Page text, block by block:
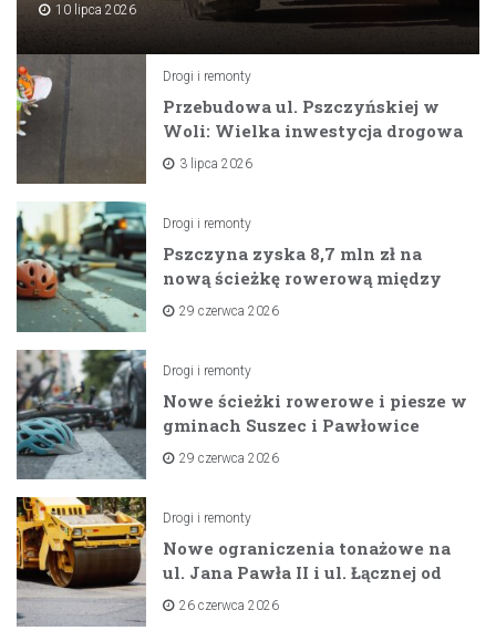
10 lipca 2026
Drogi i remonty
Przebudowa ul. Pszczyńskiej w
Woli: Wielka inwestycja drogowa
na horyzoncie
3 lipca 2026
Drogi i remonty
Pszczyna zyska 8,7 mln zł na
nową ścieżkę rowerową między
zaporami
29 czerwca 2026
Drogi i remonty
Nowe ścieżki rowerowe i piesze w
gminach Suszec i Pawłowice
dzięki unijnemu wsparciu
29 czerwca 2026
Drogi i remonty
Nowe ograniczenia tonażowe na
ul. Jana Pawła II i ul. Łącznej od
lipca 2026 roku
26 czerwca 2026